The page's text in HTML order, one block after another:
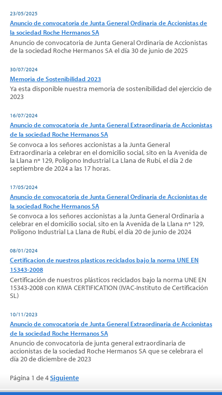
23/05/2025
Anuncio de convocatoria de Junta General Ordinaria de Accionistas de
la sociedad Roche Hermanos SA
Anuncio de convocatoria de Junta General Ordinaria de Accionistas
de la sociedad Roche Hermanos SA el día 30 de junio de 2025
30/07/2024
Memoria de Sostenibilidad 2023
Ya esta disponible nuestra memoria de sostenibilidad del ejercicio de
2023
16/07/2024
Anuncio de convocatoria de Junta General Extraordinaria de Accionistas
de la sociedad Roche Hermanos SA
Se convoca a los señores accionistas a la Junta General
Extraordinaria a celebrar en el domicilio social, sito en la Avenida de
la Llana nº 129, Polígono Industrial La Llana de Rubí, el día 2 de
septiembre de 2024 a las 17 horas.
17/05/2024
Anuncio de convocatoria de Junta General Ordinaria de Accionistas de
la sociedad Roche Hermanos SA
Se convoca a los señores accionistas a la Junta General Ordinaria a
celebrar en el domicilio social, sito en la Avenida de la Llana nº 129,
Polígono Industrial La Llana de Rubí, el día 20 de junio de 2024
08/01/2024
Certificacion de nuestros plasticos reciclados bajo la norma UNE EN
15343-2008
Certificación de nuestros plásticos reciclados bajo la norma UNE EN
15343-2008 con KIWA CERTIFICATION (IVAC-Instituto de Certificación
SL)
10/11/2023
Anuncio de convocatoria de Junta General Extraordinaria de Accionistas
de la sociedad Roche Hermanos SA
Anuncio de convocatoria de junta general extraordinaria de
accionistas de la sociedad Roche Hermanos SA que se celebrara el
día 20 de diciembre de 2023
Página 1 de 4Siguiente